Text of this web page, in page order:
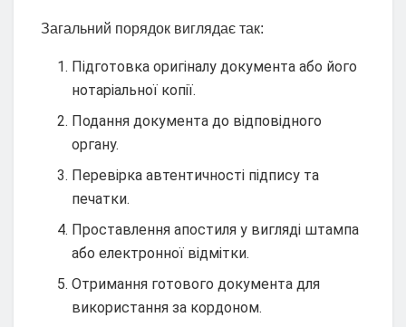
Загальний порядок виглядає так:
Підготовка оригіналу документа або його
нотаріальної копії.
Подання документа до відповідного
органу.
Перевірка автентичності підпису та
печатки.
Проставлення апостиля у вигляді штампа
або електронної відмітки.
Отримання готового документа для
використання за кордоном.